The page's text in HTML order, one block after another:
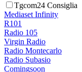
Tgcom24 Consiglia
Mediaset Infinity
R101
Radio 105
Virgin Radio
Radio Montecarlo
Radio Subasio
Comingsoon